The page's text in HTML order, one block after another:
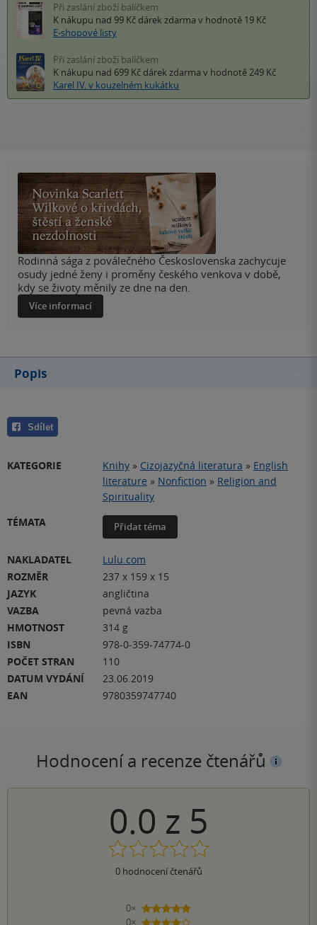
Při zaslání zboží balíčkem
K nákupu nad 99 Kč dárek zdarma v hodnotě 19 Kč
E-shopové listy
Při zaslání zboží balíčkem
K nákupu nad 699 Kč dárek zdarma v hodnotě 249 Kč
Karel IV. v kouzelném kukátku
Rodinná sága z poválečného Československa zachycuje
osudy jedné ženy i proměny českého venkova v době,
kdy se životy měnily ze dne na den.
Více informací
Popis
Sdílet
KATEGORIE Knihy » Cizojazyčná literatura » English
literature » Nonfiction » Religion and
Spirituality
TÉMATA
Přidat téma
NAKLADATEL
Lulu.com
ROZMĚR
237 x 159 x 15
JAZYK
angličtina
VAZBA
pevná vazba
HMOTNOST
314 g
ISBN
978-0-359-74774-0
POČET STRAN
110
DATUM VYDÁNÍ
23.06.2019
EAN
9780359747740
Hodnocení a recenze čtenářů
0.0 z 5
0hodnocení čtenářů
0×
5 hvězdiček
0×